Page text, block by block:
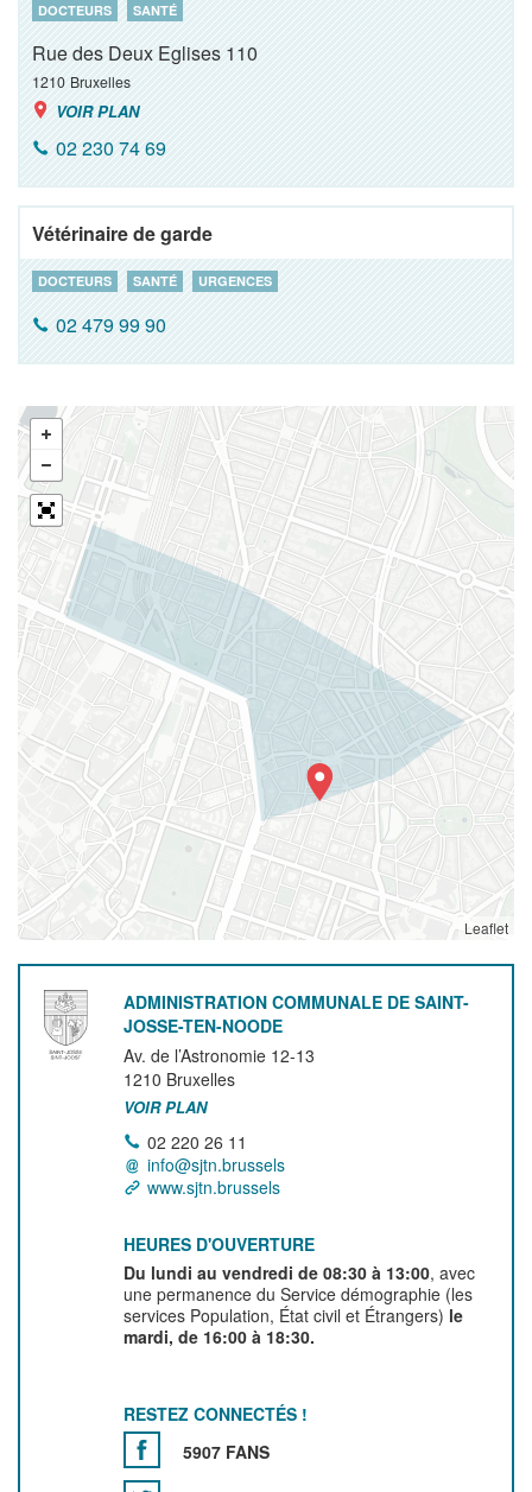
DOCTEURS SANTÉ
Rue des Deux Eglises 110
1210 Bruxelles
VOIR PLAN
02 230 74 69
Vétérinaire de garde
DOCTEURS SANTÉ URGENCES
02 479 99 90
Leaflet
ADMINISTRATION COMMUNALE DE SAINT-
JOSSE-TEN-NOODE
Av. de l’Astronomie 12-13
1210 Bruxelles
VOIR PLAN
02 220 26 11
info@sjtn.brussels
www.sjtn.brussels
HEURES D'OUVERTURE
Du lundi au vendredi de 08:30 à 13:00, avec
une permanence du Service démographie (les
services Population, État civil et Étrangers) le
mardi, de 16:00 à 18:30.
RESTEZ CONNECTÉS !
5907 FANS